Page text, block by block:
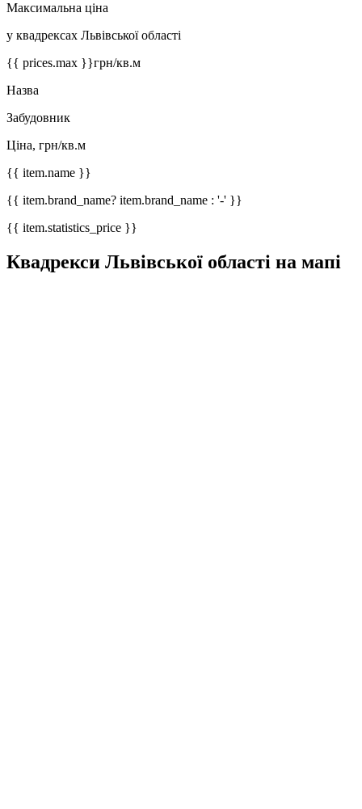
Максимальна ціна
у квадрексах Львівської області
{{ prices.max }}грн/кв.м
Назва
Забудовник
Ціна, грн/кв.м
{{ item.name }}
{{ item.brand_name? item.brand_name : '-' }}
{{ item.statistics_price }}
Квадрекси Львівської області на мапі